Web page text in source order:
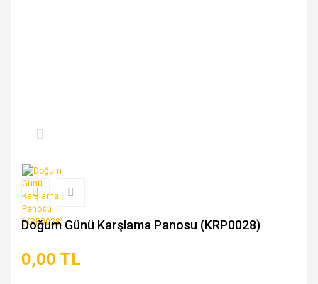
Doğum Günü Karşlama Panosu (KRP0028)
0,00 TL